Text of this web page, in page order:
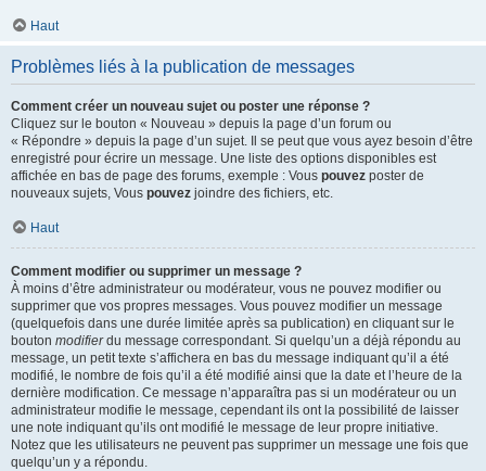
Haut
Problèmes liés à la publication de messages
Comment créer un nouveau sujet ou poster une réponse ?
Cliquez sur le bouton « Nouveau » depuis la page d’un forum ou
« Répondre » depuis la page d’un sujet. Il se peut que vous ayez besoin d’être
enregistré pour écrire un message. Une liste des options disponibles est
affichée en bas de page des forums, exemple : Vous pouvez poster de
nouveaux sujets, Vous pouvez joindre des fichiers, etc.
Haut
Comment modifier ou supprimer un message ?
À moins d’être administrateur ou modérateur, vous ne pouvez modifier ou
supprimer que vos propres messages. Vous pouvez modifier un message
(quelquefois dans une durée limitée après sa publication) en cliquant sur le
bouton modifierdu message correspondant. Si quelqu’un a déjà répondu au
message, un petit texte s’affichera en bas du message indiquant qu’il a été
modifié, le nombre de fois qu’il a été modifié ainsi que la date et l’heure de la
dernière modification. Ce message n’apparaîtra pas si un modérateur ou un
administrateur modifie le message, cependant ils ont la possibilité de laisser
une note indiquant qu’ils ont modifié le message de leur propre initiative.
Notez que les utilisateurs ne peuvent pas supprimer un message une fois que
quelqu’un y a répondu.